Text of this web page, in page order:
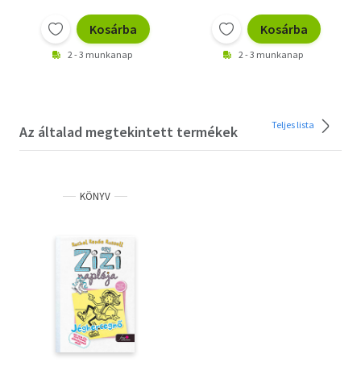
Kosárba
2 - 3 munkanap
Kosárba
2 - 3 munkanap
Az általad megtekintett termékek Teljes lista
KÖNYV